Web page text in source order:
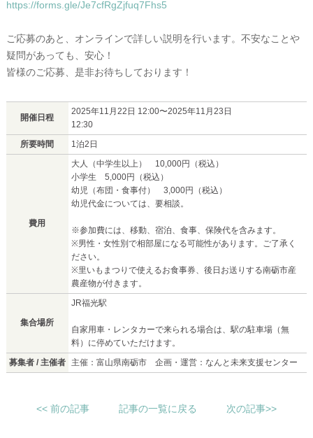
https://forms.gle/Je7cfRgZjfuq7Fhs5
ご応募のあと、オンラインで詳しい説明を行います。不安なことや
疑問があっても、安心！
皆様のご応募、是非お待ちしております！
開催日程
2025年11月22日 12:00〜2025年11月23日
12:30
所要時間
1泊2日
費用
大人（中学生以上） 10,000円（税込）
小学生 5,000円（税込）
幼児（布団・食事付） 3,000円（税込）
幼児代金については、要相談。
※参加費には、移動、宿泊、食事、保険代を含みます。
※男性・女性別で相部屋になる可能性があります。ご了承く
ださい。
※里いもまつりで使えるお食事券、後日お送りする南砺市産
農産物が付きます。
集合場所
JR福光駅
自家用車・レンタカーで来られる場合は、駅の駐車場（無
料）に停めていただけます。
募集者 / 主催者
主催：富山県南砺市 企画・運営：なんと未来支援センター
<< 前の記事 記事の一覧に戻る 次の記事>>